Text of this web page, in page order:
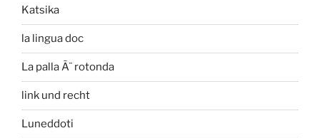
Katsika
la lingua doc
La palla Ã¨ rotonda
link und recht
Luneddoti